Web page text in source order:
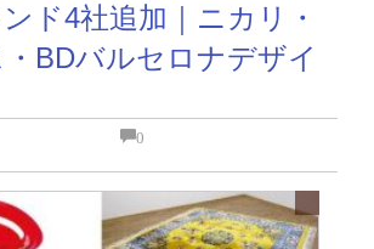
ド4社追加｜ニカリ・
・BDバルセロナデザイ
0